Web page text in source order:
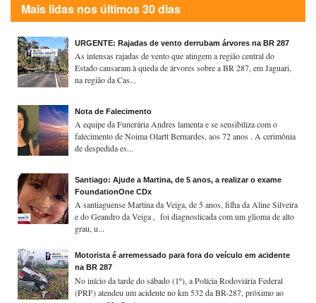
Mais lidas nos últimos 30 dias
URGENTE: Rajadas de vento derrubam árvores na BR 287
As intensas rajadas de vento que atingem a região central do
Estado causaram à queda de árvores sobre a BR 287, em Jaguari,
na região da Cas...
Nota de Falecimento
A equipe da Funerária Andres lamenta e se sensibiliza com o
falecimento de Noima Olartt Bernardes, aos 72 anos . A cerimônia
de despedida es...
Santiago: Ajude a Martina, de 5 anos, a realizar o exame
FoundationOne CDx
A santiaguense Martina da Veiga, de 5 anos, filha da Aline Silveira
e do Geandro da Veiga , foi diagnosticada com um glioma de alto
grau, u...
Motorista é arremessado para fora do veículo em acidente
na BR 287
No início da tarde do sábado (1º), a Polícia Rodoviária Federal
(PRF) atendeu um acidente no km 532 da BR-287, próximo ao